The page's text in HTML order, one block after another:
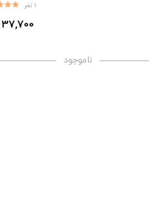
1 نفر
37,700
ناموجود